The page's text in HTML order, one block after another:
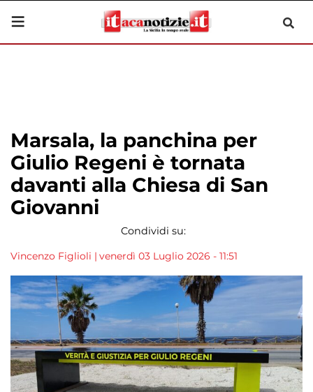
Marsala, la panchina per
Giulio Regeni è tornata
davanti alla Chiesa di San
Giovanni
Condividi su:
Vincenzo Figlioli | venerdì 03 Luglio 2026 - 11:51